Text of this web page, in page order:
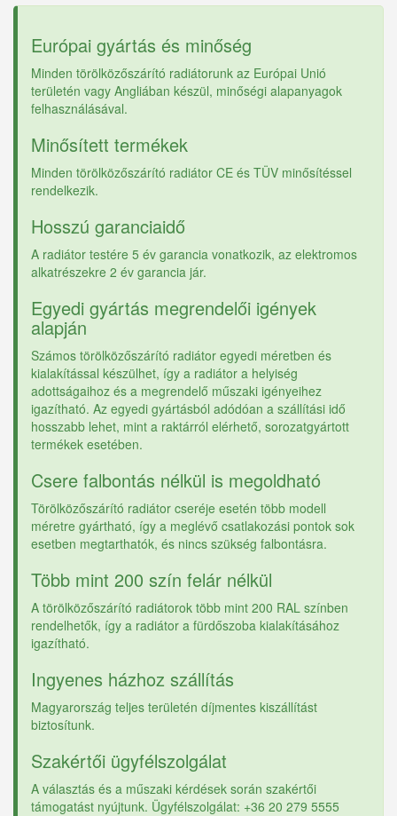
Európai gyártás és minőség
Minden törölközőszárító radiátorunk az Európai Unió
területén vagy Angliában készül, minőségi alapanyagok
felhasználásával.
Minősített termékek
Minden törölközőszárító radiátor CE és TÜV minősítéssel
rendelkezik.
Hosszú garanciaidő
A radiátor testére 5 év garancia vonatkozik, az elektromos
alkatrészekre 2 év garancia jár.
Egyedi gyártás megrendelői igények
alapján
Számos törölközőszárító radiátor egyedi méretben és
kialakítással készülhet, így a radiátor a helyiség
adottságaihoz és a megrendelő műszaki igényeihez
igazítható. Az egyedi gyártásból adódóan a szállítási idő
hosszabb lehet, mint a raktárról elérhető, sorozatgyártott
termékek esetében.
Csere falbontás nélkül is megoldható
Törölközőszárító radiátor cseréje esetén több modell
méretre gyártható, így a meglévő csatlakozási pontok sok
esetben megtarthatók, és nincs szükség falbontásra.
Több mint 200 szín felár nélkül
A törölközőszárító radiátorok több mint 200 RAL színben
rendelhetők, így a radiátor a fürdőszoba kialakításához
igazítható.
Ingyenes házhoz szállítás
Magyarország teljes területén díjmentes kiszállítást
biztosítunk.
Szakértői ügyfélszolgálat
A választás és a műszaki kérdések során szakértői
támogatást nyújtunk. Ügyfélszolgálat: +36 20 279 5555